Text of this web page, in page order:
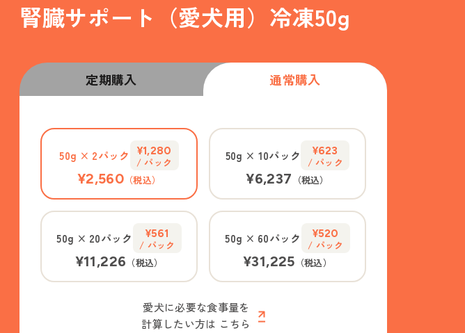
腎臓サポート（愛犬用）冷凍50g
定期購入 通常購入
50g × 2パック ¥1,280
/ パック
¥2,560 （税込）
50g × 10パック ¥623
/ パック
¥6,237 （税込）
50g × 20パック ¥561
/ パック
¥11,226 （税込）
50g × 60パック ¥520
/ パック
¥31,225 （税込）
愛犬に必要な食事量を
計算したい方は こちら